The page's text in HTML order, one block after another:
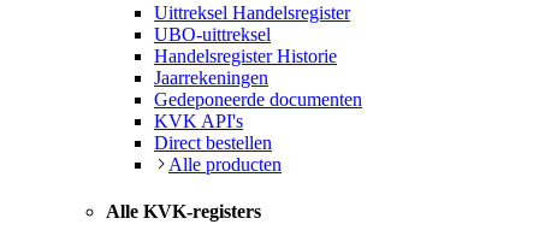
Uittreksel Handelsregister
UBO-uittreksel
Handelsregister Historie
Jaarrekeningen
Gedeponeerde documenten
KVK API's
Direct bestellen
Alle producten
Alle KVK-registers